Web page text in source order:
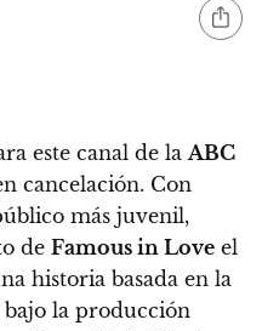
este canal de laABC
cancelación. Con
más juvenil,
de Famous in Love el
historia basada en la
bajo la producción